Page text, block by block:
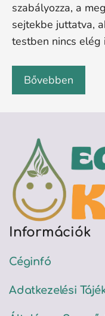
szabályozza, a
sejtekbe juttatva,
testben nincs elég
Bővebben
Információk
Céginfó
Adatkezelési